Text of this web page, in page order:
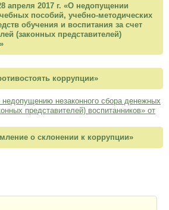
апреля 2017 г. «О недопущении
пособий, учебно-методических
обучения и воспитания за счет
(законных представителей)
коррупции»
незаконного сбора денежных
представителей) воспитанников» от
о склонении к коррупции»